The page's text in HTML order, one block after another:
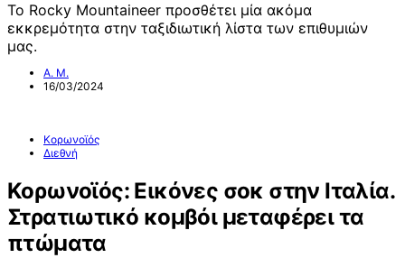
Το Rocky Mountaineer προσθέτει μία ακόμα
εκκρεμότητα στην ταξιδιωτική λίστα των επιθυμιών
μας.
Α. Μ.
16/03/2024
Κορωνοϊός
Διεθνή
Κορωνοϊός: Εικόνες σοκ στην Ιταλία.
Στρατιωτικό κομβόι μεταφέρει τα
πτώματα